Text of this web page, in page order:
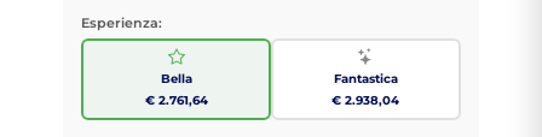
Esperienza:
Bella
€ 2.761,64
Fantastica
€ 2.938,04